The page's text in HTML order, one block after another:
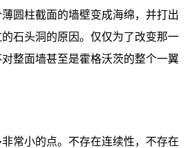
圆柱截面的墙壁变成海绵，并打出
石头洞的原因。仅仅为了改变那一
整面墙甚至是霍格沃茨的整个一翼
常小的点。不存在连续性，不存在